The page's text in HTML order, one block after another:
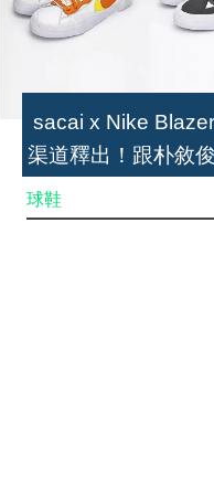
sacai x Nike
渠道釋出！跟朴敘
球鞋